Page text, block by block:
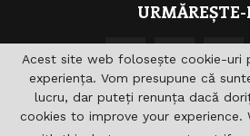
Acest site web folosește cookie-uri
experiența. Vom presupune că
lucru, dar puteți renunța dacă
cookies to improve your experience.